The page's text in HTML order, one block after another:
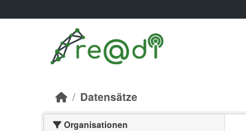
Datensätze
Organisationen